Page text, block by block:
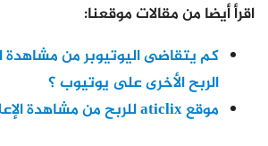
اقرأ أيضا من مقالات موقعنا:
كم يتقاضى اليوتيوبر من مشاهدة
الربح الأخرى على يوتيوب ؟
موقع aticlix للربح من مشاهدة الإعلانات عبر الانترنت